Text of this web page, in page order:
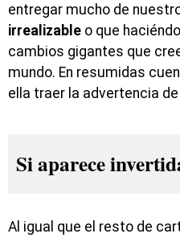
entregar mucho de
irrealizable o que
cambios gigantes que
mundo. En resumidas
ella traer la advertencia
Si aparece
Al igual que el resto de